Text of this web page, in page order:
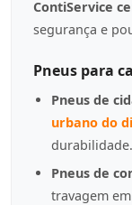
ContiService
segurança e
Pneus para
Pneus de
urbano do
durabilidade.
Pneus de
travagem